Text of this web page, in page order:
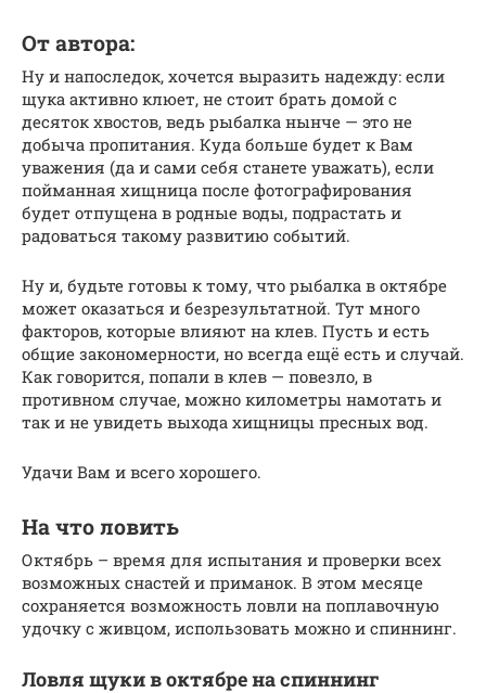
От автора:
Ну и напоследок, хочется выразить надежду: если
щука активно клюет, не стоит брать домой с
десяток хвостов, ведь рыбалка нынче — это не
добыча пропитания. Куда больше будет к Вам
уважения (да и сами себя станете уважать), если
пойманная хищница после фотографирования
будет отпущена в родные воды, подрастать и
радоваться такому развитию событий.
Ну и, будьте готовы к тому, что рыбалка в октябре
может оказаться и безрезультатной. Тут много
факторов, которые влияют на клев. Пусть и есть
общие закономерности, но всегда ещё есть и случай.
Как говорится, попали в клев — повезло, в
противном случае, можно километры намотать и
так и не увидеть выхода хищницы пресных вод.
Удачи Вам и всего хорошего.
На что ловить
Октябрь – время для испытания и проверки всех
возможных снастей и приманок. В этом месяце
сохраняется возможность ловли на поплавочную
удочку с живцом, использовать можно и спиннинг.
Ловля щуки в октябре на спиннинг